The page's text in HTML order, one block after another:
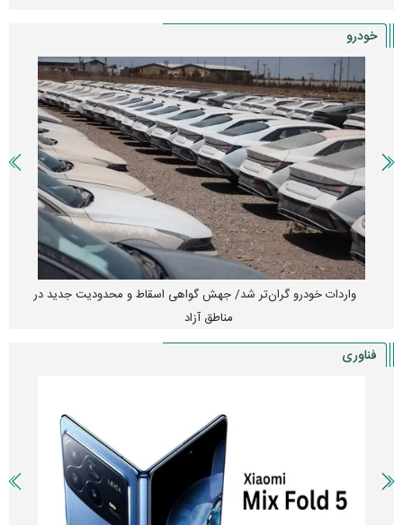
خودرو
واردات خودرو گران‌تر شد/ جهش گواهی اسقاط و محدودیت جدید در
مناطق آزاد
فناوری